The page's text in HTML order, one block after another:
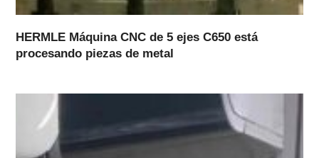
HERMLE Máquina CNC de 5 ejes C650 está
procesando piezas de metal